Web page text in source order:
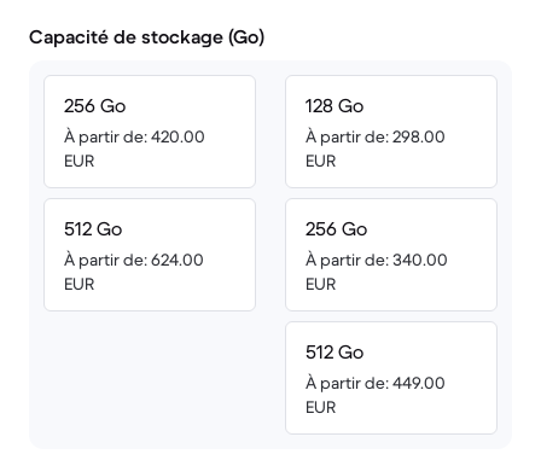
Capacité de stockage (Go)
256 Go
À partir de: 420.00
EUR
512 Go
À partir de: 624.00
EUR
128 Go
À partir de: 298.00
EUR
256 Go
À partir de: 340.00
EUR
512 Go
À partir de: 449.00
EUR